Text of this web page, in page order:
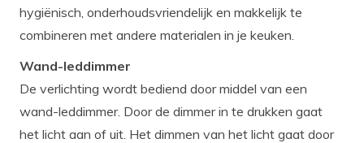
hygiënisch, onderhoudsvriendelijk en makkelijk te
combineren met andere materialen in je keuken.
Wand-leddimmer
De verlichting wordt bediend door middel van een
wand-leddimmer. Door de dimmer in te drukken gaat
het licht aan of uit. Het dimmen van het licht gaat door